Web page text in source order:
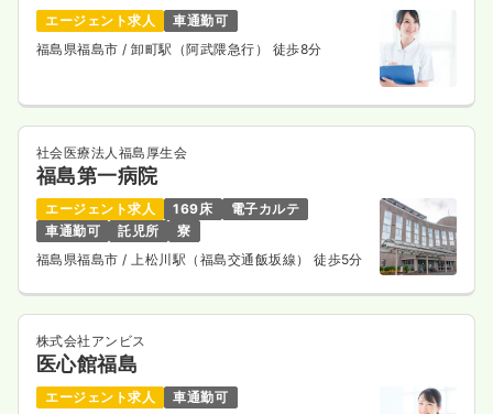
エージェント求人
車通勤可
福島県福島市 / 卸町駅（阿武隈急行） 徒歩8分
社会医療法人福島厚生会
福島第一病院
エージェント求人 169床
電子カルテ
車通勤可
託児所
寮
福島県福島市/ 上松川駅（福島交通飯坂線） 徒歩5分
株式会社アンビス
医心館福島
エージェント求人
車通勤可